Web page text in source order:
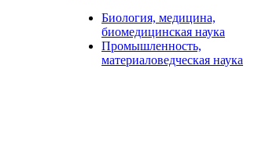
Биология, медицина,
биомедицинская наука
Промышленность,
материаловедческая наука